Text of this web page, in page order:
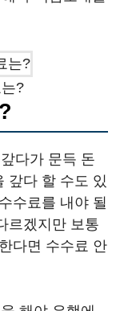
?
다가 문득 돈
갚다 할 수도 있
수료를 내야 될
르겠지만 보통
다면 수수료 안